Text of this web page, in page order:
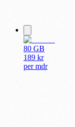
80 GB
189 kr
permdr